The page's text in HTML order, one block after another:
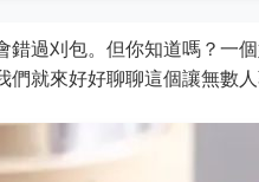
錯過刈包。但你知道嗎？一
就來好好聊聊這個讓無數人